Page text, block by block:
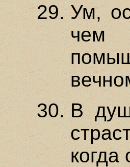
Ум,
чем
В
когда